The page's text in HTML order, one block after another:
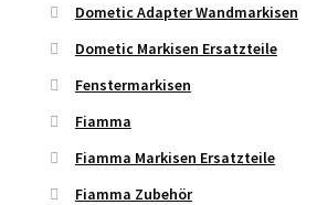
Dometic Adapter Wandmarkisen
Dometic Markisen Ersatzteile
Fenstermarkisen
Fiamma
Fiamma Markisen Ersatzteile
Fiamma Zubehör